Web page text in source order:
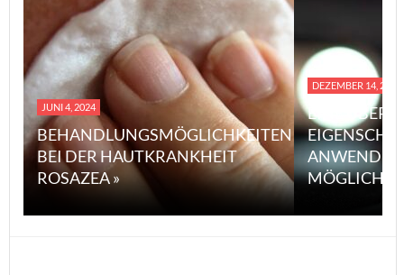
JUNI 4, 2024
BEHANDLUNGSMÖGLICHKEITEN
BEI DER HAUTKRANKHEIT
ROSAZEA »
DEZEMBER 14, 2023
EINE
MÖGLICHE